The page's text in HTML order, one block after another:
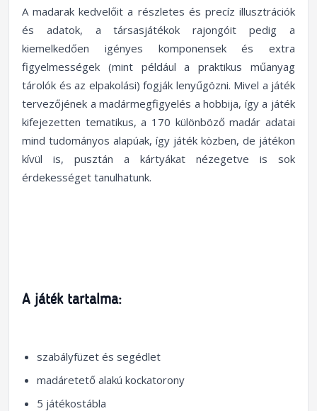
A madarak kedvelőit a részletes és precíz illusztrációk
és adatok, a társasjátékok rajongóit pedig a
kiemelkedően igényes komponensek és extra
figyelmességek (mint például a praktikus műanyag
tárolók és az elpakolási) fogják lenyűgözni. Mivel a játék
tervezőjének a madármegfigyelés a hobbija, így a játék
kifejezetten tematikus, a 170 különböző madár adatai
mind tudományos alapúak, így játék közben, de játékon
kívül is, pusztán a kártyákat nézegetve is sok
érdekességet tanulhatunk.
A játék tartalma:
szabályfüzet és segédlet
madáretető alakú kockatorony
5 játékostábla